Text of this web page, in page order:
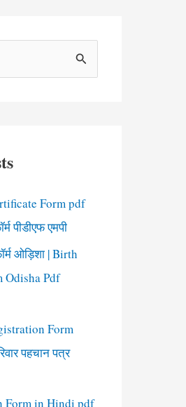
Form pdf
पीडीएफ एमपी
ओड़िशा | Birth
Odisha Pdf
Form
पहचान पत्र
Form in Hindi pdf